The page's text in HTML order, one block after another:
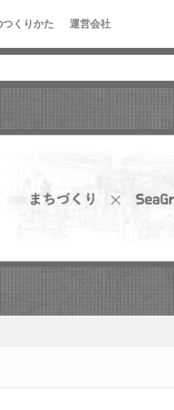
くりかた 運営会社